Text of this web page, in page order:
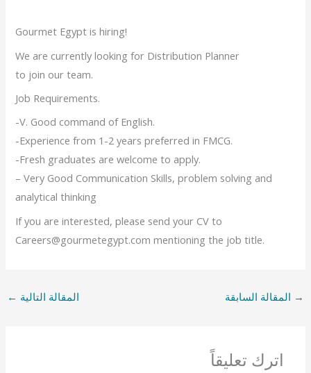
Gourmet Egypt is hiring!
We are currently looking for Distribution Planner
to join our team.
Job Requirements.
-V. Good command of English.
-Experience from 1-2 years preferred in FMCG.
-Fresh graduates are welcome to apply.
– Very Good Communication Skills, problem solving and
analytical thinking
If you are interested, please send your CV to
Careers@gourmetegypt.com mentioning the job title.
→ المقالة السابقة المقالة التالية ←
اترك تعليقاً